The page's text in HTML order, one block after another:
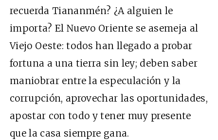
recuerda Tiananmén? ¿A alguien le
importa? El Nuevo Oriente se asemeja al
Viejo Oeste: todos han llegado a probar
fortuna a una tierra sin ley; deben saber
maniobrar entre la especulación y la
corrupción, aprovechar las oportunidades,
apostar con todo y tener muy presente
que la casa siempre gana.